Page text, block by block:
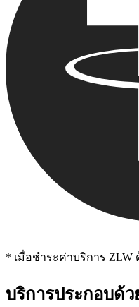
* เมื่อชําระค่าบริการ ZLW
บริการประกอบด้ว